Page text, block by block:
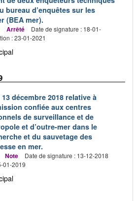
bureau d’enquêtes sur les
(BEA mer).
Arrêté
Date de signature : 18-01-
: 23-01-2021
décembre 2018 relative à
confiée aux centres
de surveillance et de
et d’outre-mer dans le
et du sauvetage des
en mer.
Note
Date de signature : 13-12-2018
01-2019